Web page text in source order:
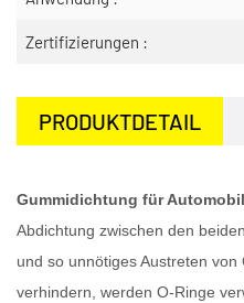
Zertifizierungen :
PRODUKTDETAIL
Gummidichtung für
Abdichtung zwischen den
und so unnötiges Austreten
verhindern, werden O-Ringe